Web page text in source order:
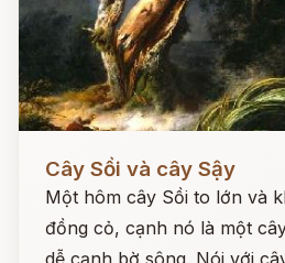
Cây Sồi và cây Sậy
Một hôm cây Sồi to lớn và
đồng cỏ, cạnh nó là một
dễ cạnh bờ sông. Nói với